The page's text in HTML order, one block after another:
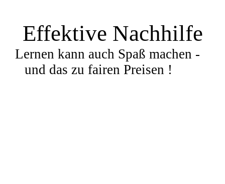
Effektive Nachhilfe
Lernen kann auch Spaß machen -
und das zu fairen Preisen !